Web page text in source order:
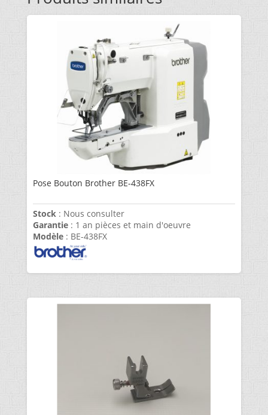
Pose Bouton Brother BE-438FX
Stock: Nous consulter
Garantie: 1 an pièces et main d'oeuvre
Modèle: BE-438FX